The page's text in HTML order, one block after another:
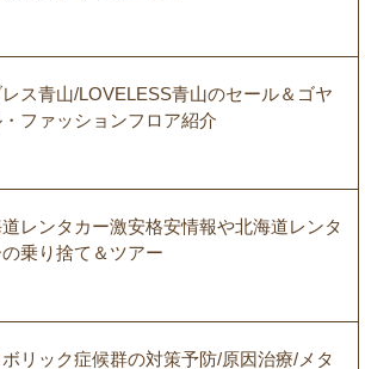
ス青山/LOVELESS青山のセール＆ゴヤ
ファッションフロア紹介
レンタカー激安格安情報や北海道レンタ
の乗り捨て＆ツアー
ボリック症候群の対策予防/原因治療/メタ